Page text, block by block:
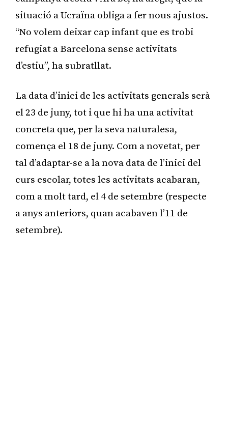
situació a Ucraïna obliga a fer nous ajustos.
“No volem deixar cap infant que es trobi
refugiat a Barcelona sense activitats
d’estiu”, ha subratllat.
La data d’inici de les activitats generals serà
el 23 de juny, tot i que hi ha una activitat
concreta que, per la seva naturalesa,
comença el 18 de juny. Com a novetat, per
tal d’adaptar-se a la nova data de l’inici del
curs escolar, totes les activitats acabaran,
com a molt tard, el 4 de setembre (respecte
a anys anteriors, quan acabaven l’11 de
setembre).